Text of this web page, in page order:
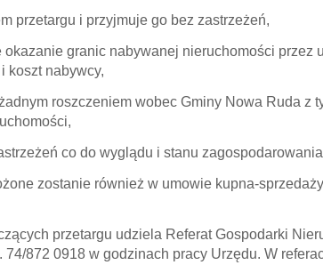
przetargu i przyjmuje go bez zastrzeżeń,
granic nabywanej nieruchomości przez
koszt nabywcy,
roszczeniem wobec Gminy Nowa Ruda z
co do wyglądu i stanu
zostanie również w umowie kupna-
przetargu udziela Referat Gospodarki
74/872 0918 w godzinach pracy Urzędu. W